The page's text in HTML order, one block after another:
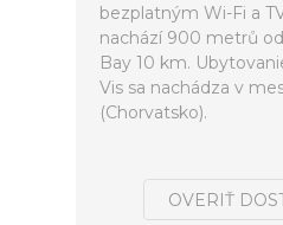
bezplatným Wi-Fi a
nachází 900 metrů
Bay 10 km.
Vis sa nachádza v
(Chorvatsko).
OVERIŤ